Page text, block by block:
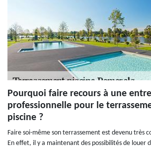
Pourquoi faire recours à une
professionnelle pour le
piscine ?
Faire soi-même son terrassement est devenu très
En effet, il y a maintenant des possibilités de louer